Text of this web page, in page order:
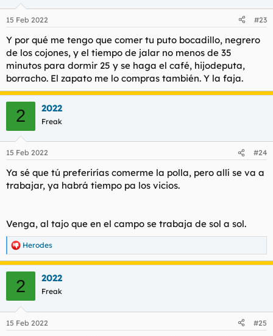
15 Feb 2022 #23
Y por qué me tengo que comer tu puto bocadillo, negrero
de los cojones, y el tiempo de jalar no menos de 35
minutos para dormir 25 y se haga el café, hijodeputa,
borracho. El zapato me lo compras también. Y la faja.
2 2022
Freak
15 Feb 2022 #24
Ya sé que tú preferirías comerme la polla, pero allí se va a
trabajar, ya habrá tiempo pa los vicios.
Venga, al tajo que en el campo se trabaja de sol a sol.
R
e
a
e
Herodes
2 2022
Freak
15 Feb 2022 #25